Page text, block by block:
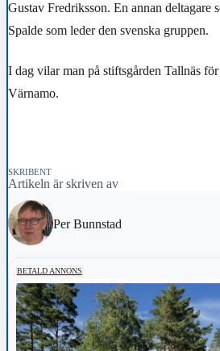
Gustav Fredriksson. En annan deltagare
Spalde som leder den svenska gruppen.
I dag vilar man på stiftsgården Tallnäs
Värnamo.
SKRIBENT
Artikeln är skriven av
Per Bunnstad
BETALD ANNONS